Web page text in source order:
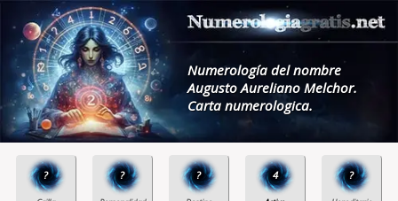
Numerología del nombre
Augusto Aureliano Melchor.
Carta numerologica.
? ? ? 4 ?